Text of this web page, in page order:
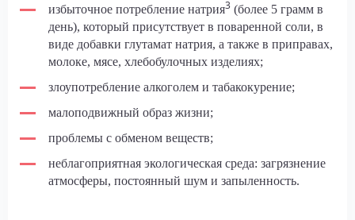
избыточное потребление натрия3 (более 5 грамм в
день), который присутствует в поваренной соли, в
виде добавки глутамат натрия, а также в приправах,
молоке, мясе, хлебобулочных изделиях;
злоупотребление алкоголем и табакокурение;
малоподвижный образ жизни;
проблемы с обменом веществ;
неблагоприятная экологическая среда: загрязнение
атмосферы, постоянный шум и запыленность.